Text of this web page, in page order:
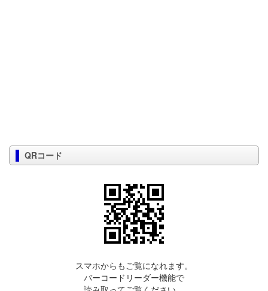
QRコード
スマホからもご覧になれます。
バーコードリーダー機能で